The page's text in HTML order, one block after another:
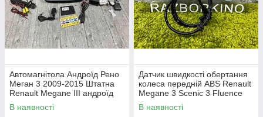
Автомагнітола Андроїд Рено
Меган 3 2009-2015 Штатна
Renault Megane III андроїд
10.0 1G RAM 16Gb ROM Wi-
Fi камера
В наявності
Датчик швидкості обертання
колеса передній ABS Renault
Megane 3 Scenic 3 Fluence
Duster Датчик ABS передній
Рено Меган 3 479109155
В наявності